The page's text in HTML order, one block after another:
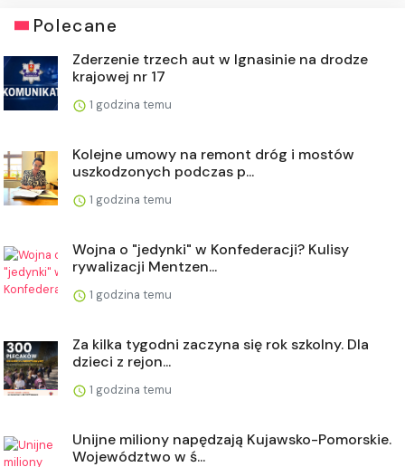
Polecane
Zderzenie trzech aut w Ignasinie na drodze
krajowej nr 17
1 godzina temu
Kolejne umowy na remont dróg i mostów
uszkodzonych podczas p...
1 godzina temu
Wojna o "jedynki" w Konfederacji? Kulisy
rywalizacji Mentzen...
1 godzina temu
Za kilka tygodni zaczyna się rok szkolny. Dla
dzieci z rejon...
1 godzina temu
Unijne miliony napędzają Kujawsko-Pomorskie.
Województwo w ś...